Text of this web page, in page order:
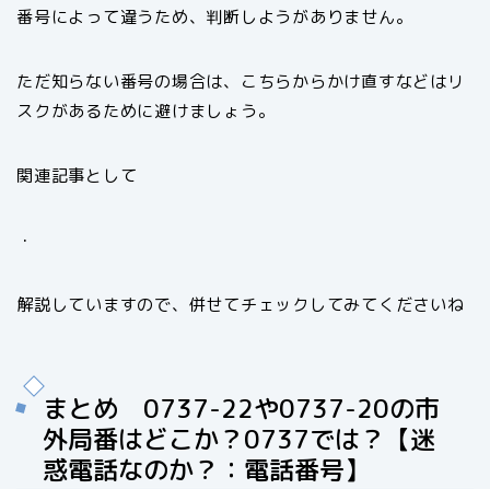
番号によって違うため、判断しようがありません。
ただ知らない番号の場合は、こちらからかけ直すなどはリ
スクがあるために避けましょう。
関連記事として
・
解説していますので、併せてチェックしてみてくださいね
まとめ 0737-22や0737-20の市
外局番はどこか？0737では？【迷
惑電話なのか？：電話番号】